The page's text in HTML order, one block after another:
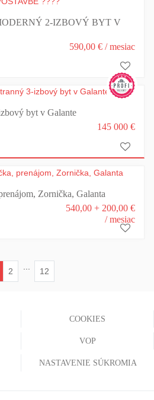
2-IZBOVÝ BYT V
590,00 € / mesiac
byt v Galante
145 000 €
Zornička, Galanta
540,00 + 200,00 €
/ mesiac
2 ... 12
COOKIES
VOP
NASTAVENIE SÚKROMIA